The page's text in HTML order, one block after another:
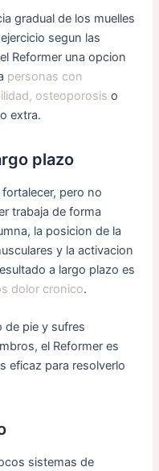
gradual de los muelles
segun las
Reformer una opcion
personas con
osteoporosis o
extra.
plazo
pero no
trabaja de forma
la posicion de la
y la activacion
a largo plazo es
dolor cronico.
de pie y sufres
el Reformer es
eficaz para resolverlo
sistemas de